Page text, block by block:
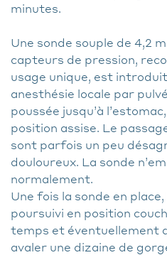
minutes.
Une sonde souple de 4,2
capteurs de pression,
usage unique, est
anesthésie locale par
poussée jusqu’à
position assise. Le
sont parfois un peu
douloureux. La sonde
normalement.
Une fois la sonde en
poursuivi en position
temps et éventuellement
avaler une dizaine de